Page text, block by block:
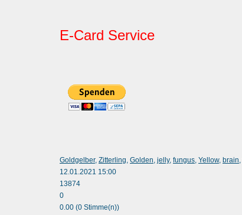
E-Card Service
Goldgelber, Zitterling, Golden, jelly, fungus, Yellow, brain,
12.01.2021 15:00
13874
0
0.00 (0 Stimme(n))